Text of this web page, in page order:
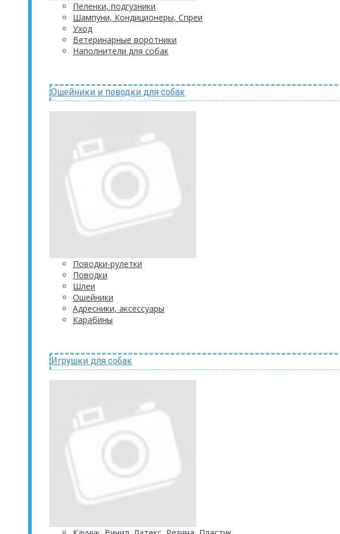
Пеленки, подгузники
Шампуни, Кондиционеры, Спреи
Уход
Ветеринарные воротники
Наполнители для собак
Ошейники и поводки для собак
Поводки-рулетки
Поводки
Шлеи
Ошейники
Адресники, аксессуары
Карабины
Игрушки для собак